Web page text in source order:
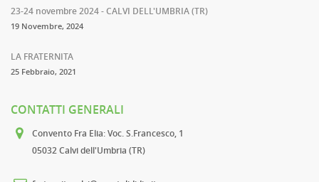
23-24 novembre 2024 - CALVI DELL'UMBRIA (TR)
19 Novembre, 2024
LA FRATERNITA
25 Febbraio, 2021
CONTATTI GENERALI
Convento Fra Elia: Voc. S.Francesco, 1
05032 Calvi dell'Umbria (TR)